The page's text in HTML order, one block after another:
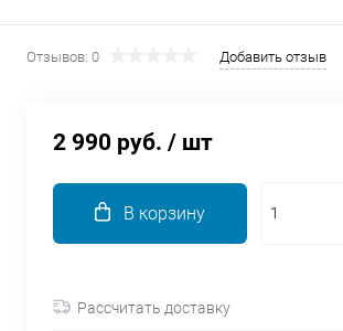
Отзывов: 0 Добавить отзыв
2 990 руб. / шт
В корзину
Рассчитать доставку
об оплате Плайтом
Остались вопросы?
8 800 302-02-51
plait.ru